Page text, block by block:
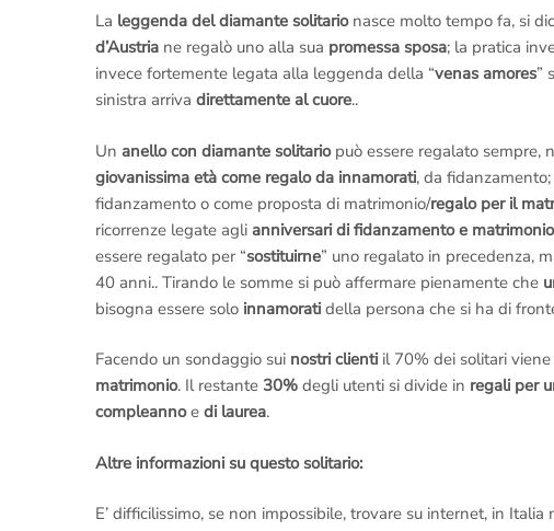
La leggenda del diamante solitarionasce molto tempo fa, si
d’Austria ne regalò uno alla sua promessa sposa; la pratica
invece fortemente legata alla leggenda della “venas amores”
sinistra arriva direttamente al cuore..
Un anello con diamante solitariopuò essere regalato sempre,
giovanissima età come regalo da innamorati, da
fidanzamento o come proposta di matrimonio/regalo per il
ricorrenze legate agli anniversari di fidanzamento e matrimonio
essere regalato per “sostituirne” uno regalato in precedenza,
40 anni.. Tirando le somme si può affermare pienamente che
bisogna essere solo innamorati della persona che si ha di
Facendo un sondaggio sui nostri clienti il 70% dei solitari
matrimonio. Il restante 30% degli utenti si divide in regali per
compleannoe di laurea.
Altre informazioni su questo solitario:
E’ difficilissimo, se non impossibile, trovare su internet, in